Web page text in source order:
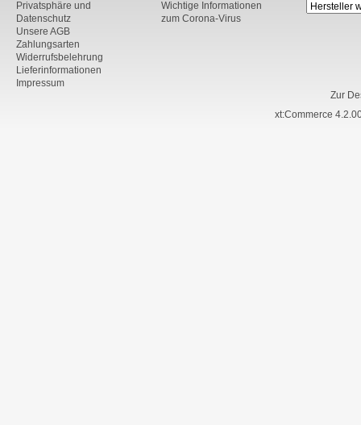
Privatsphäre und
Datenschutz
Unsere AGB
Zahlungsarten
Widerrufsbelehrung
Lieferinformationen
Impressum
Wichtige Informationen
zum Corona-Virus
Zur
xt:Commerce